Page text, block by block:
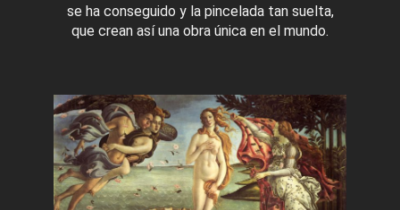
se ha conseguido y la pincelada tan suelta,
que crean así una obra única en el mundo.